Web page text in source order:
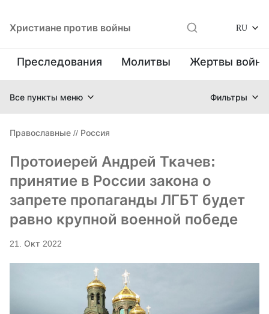
Христиане против войны RU
Преследования Молитвы Жертвы
Все пункты меню Фильтры
Православные // Россия
Протоиерей Андрей Ткачев:
принятие в России закона о
запрете пропаганды ЛГБТ будет
равно крупной военной победе
21. Окт 2022